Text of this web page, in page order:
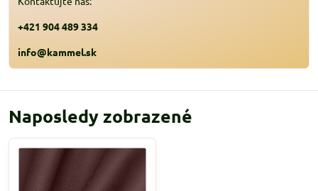
+421 904 489 334
info@kammel.sk
Naposledy zobrazené